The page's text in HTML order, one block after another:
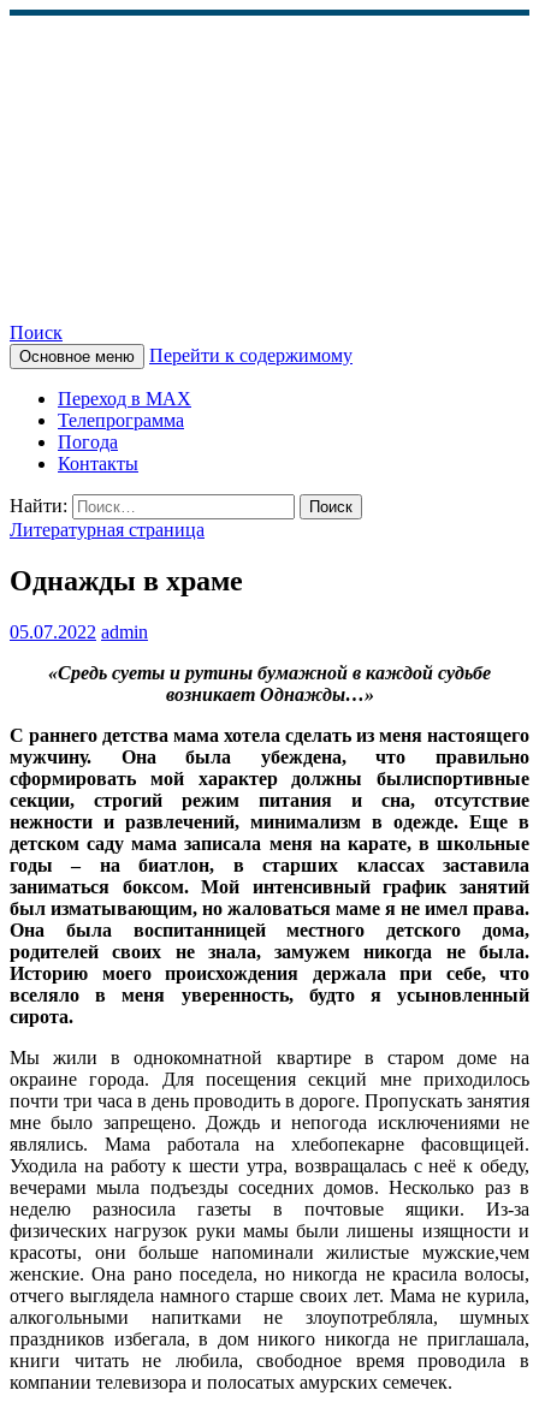
КАМЧАТСКОЕ
ИНФОРМАЦИОННОЕ
АГЕНТСТВО (КИА
«ВЕСТИ»)
Поиск
Основное меню Перейти к содержимому
Переход в MAX
Телепрограмма
Погода
Контакты
Найти:
Литературная страница
Однажды в храме
05.07.2022 admin
«Средь суеты и рутины бумажной в каждой судьбе
возникает Однажды…»
С раннего детства мама хотела сделать из меня настоящего
мужчину. Она была убеждена, что правильно
сформировать мой характер должны былиспортивные
секции, строгий режим питания и сна, отсутствие
нежности и развлечений, минимализм в одежде. Еще в
детском саду мама записала меня на карате, в школьные
годы – на биатлон, в старших классах заставила
заниматься боксом. Мой интенсивный график занятий
был изматывающим, но жаловаться маме я не имел права.
Она была воспитанницей местного детского дома,
родителей своих не знала, замужем никогда не была.
Историю моего происхождения держала при себе, что
вселяло в меня уверенность, будто я усыновленный
сирота.
Мы жили в однокомнатной квартире в старом доме на
окраине города. Для посещения секций мне приходилось
почти три часа в день проводить в дороге. Пропускать занятия
мне было запрещено. Дождь и непогода исключениями не
являлись. Мама работала на хлебопекарне фасовщицей.
Уходила на работу к шести утра, возвращалась с неё к обеду,
вечерами мыла подъезды соседних домов. Несколько раз в
неделю разносила газеты в почтовые ящики. Из-за
физических нагрузок руки мамы были лишены изящности и
красоты, они больше напоминали жилистые мужские,чем
женские. Она рано поседела, но никогда не красила волосы,
отчего выглядела намного старше своих лет. Мама не курила,
алкогольными напитками не злоупотребляла, шумных
праздников избегала, в дом никого никогда не приглашала,
книги читать не любила, свободное время проводила в
компании телевизора и полосатых амурских семечек.